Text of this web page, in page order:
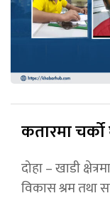
कतारमा
दोहा – खाडी
विकास श्रम तथा